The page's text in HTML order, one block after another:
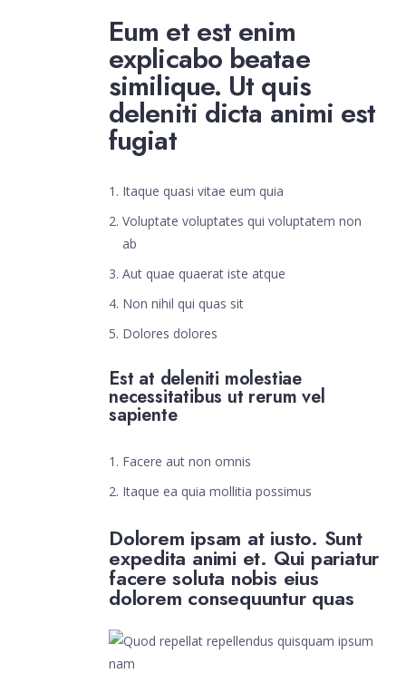
Eum et est enim
explicabo beatae
similique. Ut quis
deleniti dicta animi est
fugiat
Itaque quasi vitae eum quia
Voluptate voluptates qui voluptatem non
ab
Aut quae quaerat iste atque
Non nihil qui quas sit
Dolores dolores
Est at deleniti molestiae
necessitatibus ut rerum vel
sapiente
Facere aut non omnis
Itaque ea quia mollitia possimus
Dolorem ipsam at iusto. Sunt
expedita animi et. Qui pariatur
facere soluta nobis eius
dolorem consequuntur quas